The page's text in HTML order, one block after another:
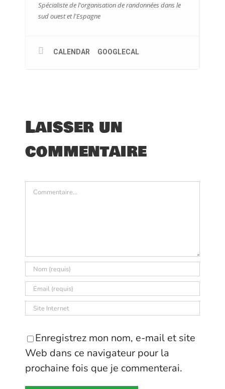
Spécialiste de l'organisation de randonnées dans le
sud ouest et l'Espagne
CALENDAR GOOGLECAL
Laisser un
commentaire
Commentaire
Enregistrez mon nom, e-mail et site
Web dans ce navigateur pour la
prochaine fois que je commenterai.